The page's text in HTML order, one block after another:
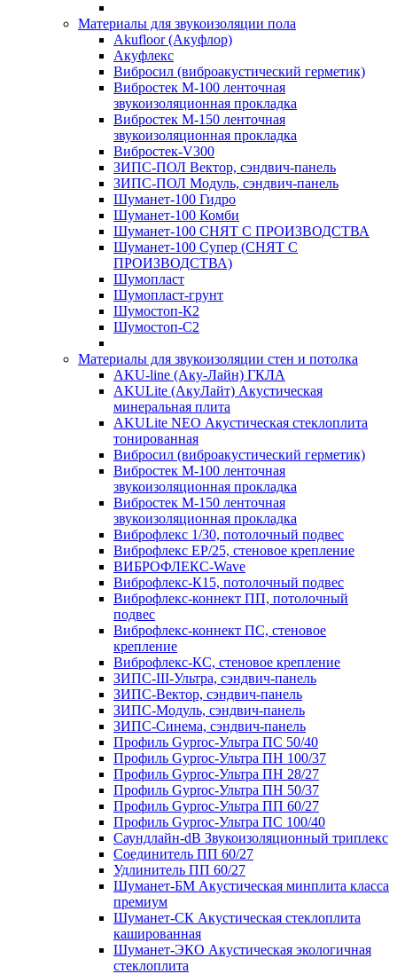
Материалы для звукоизоляции пола
Akufloor (Акуфлор)
Акуфлекс
Вибросил (виброакустический герметик)
Вибростек М-100 ленточная
звукоизоляционная прокладка
Вибростек М-150 ленточная
звукоизоляционная прокладка
Вибростек-V300
ЗИПС-ПОЛ Вектор, сэндвич-панель
ЗИПС-ПОЛ Модуль, сэндвич-панель
Шуманет-100 Гидро
Шуманет-100 Комби
Шуманет-100 СНЯТ С ПРОИЗВОДСТВА
Шуманет-100 Супер (СНЯТ С
ПРОИЗВОДСТВА)
Шумопласт
Шумопласт-грунт
Шумостоп-К2
Шумостоп-С2
Материалы для звукоизоляции стен и потолка
AKU-line (Aку-Лайн) ГКЛА
AKULite (АкуЛайт) Акустическая
минеральная плита
AKULite NEO Акустическая стеклоплита
тонированная
Вибросил (виброакустический герметик)
Вибростек М-100 ленточная
звукоизоляционная прокладка
Вибростек М-150 ленточная
звукоизоляционная прокладка
Виброфлекс 1/30, потолочный подвес
Виброфлекс EP/25, стеновое крепление
ВИБРОФЛЕКС-Wave
Виброфлекс-К15, потолочный подвес
Виброфлекс-коннект ПП, потолочный
подвес
Виброфлекс-коннект ПС, стеновое
крепление
Виброфлекс-КС, стеновое крепление
ЗИПС-III-Ультра, сэндвич-панель
ЗИПС-Вектор, сэндвич-панель
ЗИПС-Модуль, сэндвич-панель
ЗИПС-Синема, сэндвич-панель
Профиль Gyproc-Ультра ПC 50/40
Профиль Gyproc-Ультра ПН 100/37
Профиль Gyproc-Ультра ПН 28/27
Профиль Gyproc-Ультра ПН 50/37
Профиль Gyproc-Ультра ПП 60/27
Профиль Gyproc-Ультра ПС 100/40
Саундлайн-dB Звукоизоляционный триплекс
Соединитель ПП 60/27
Удлинитель ПП 60/27
Шуманет-БМ Акустическая минплита класса
премиум
Шуманет-СК Акустическая стеклоплита
кашированная
Шуманет-ЭКО Акустическая экологичная
стеклоплита